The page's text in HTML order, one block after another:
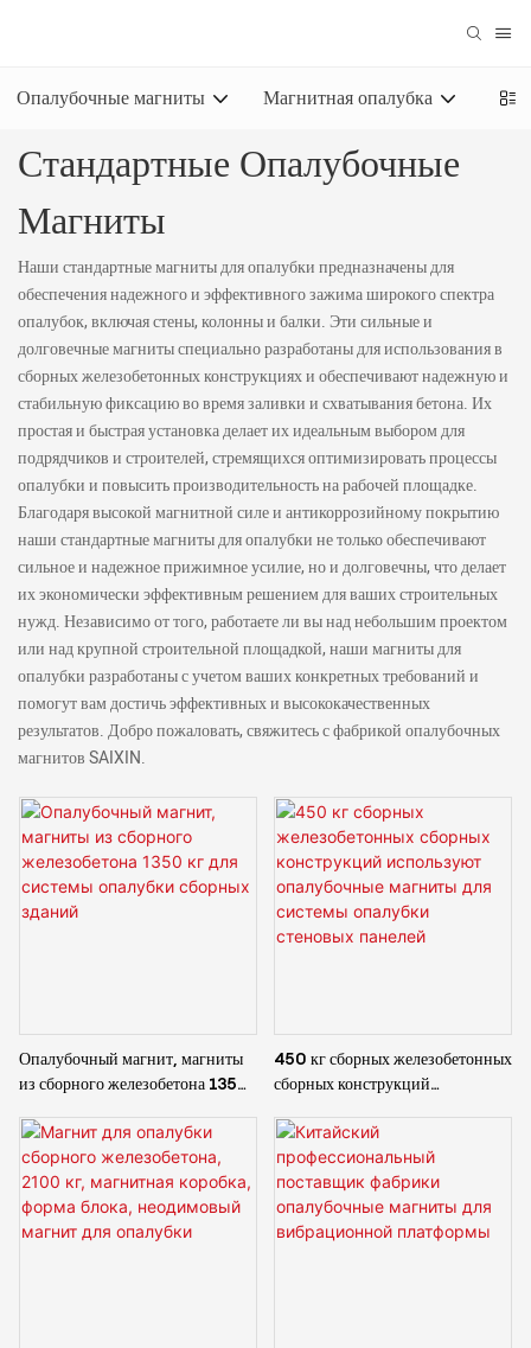
Опалубочные магниты Магнитная опалубка
Стандартные Опалубочные
Магниты
Наши стандартные магниты для опалубки предназначены для
обеспечения надежного и эффективного зажима широкого спектра
опалубок, включая стены, колонны и балки. Эти сильные и
долговечные магниты специально разработаны для использования в
сборных железобетонных конструкциях и обеспечивают надежную и
стабильную фиксацию во время заливки и схватывания бетона. Их
простая и быстрая установка делает их идеальным выбором для
подрядчиков и строителей, стремящихся оптимизировать процессы
опалубки и повысить производительность на рабочей площадке.
Благодаря высокой магнитной силе и антикоррозийному покрытию
наши стандартные магниты для опалубки не только обеспечивают
сильное и надежное прижимное усилие, но и долговечны, что делает
их экономически эффективным решением для ваших строительных
нужд. Независимо от того, работаете ли вы над небольшим проектом
или над крупной строительной площадкой, наши магниты для
опалубки разработаны с учетом ваших конкретных требований и
помогут вам достичь эффективных и высококачественных
результатов. Добро пожаловать, свяжитесь с фабрикой опалубочных
магнитов SAIXIN.
Опалубочный магнит, магниты
из сборного железобетона 1350
сборных зданий
450 кг сборных железобетонных
сборных конструкций
магниты для системы опалубки
стеновых панелей